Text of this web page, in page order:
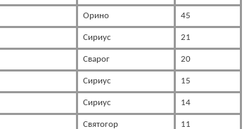
Орино 45
Сириус 21
Сварог 20
Сириус 15
Сириус 14
Святогор 11